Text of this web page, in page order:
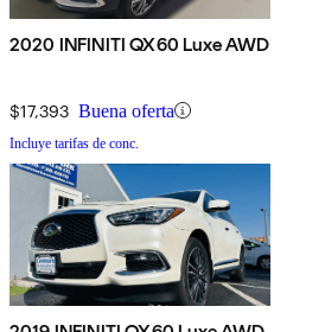
2020 INFINITI QX60 Luxe AWD
$17,393 Buena oferta
Incluye tarifas de conc.